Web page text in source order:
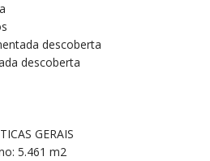
descoberta
descoberta
GERAIS
5.461 m2